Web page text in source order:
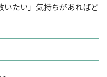
いたい」気持ちがあればど